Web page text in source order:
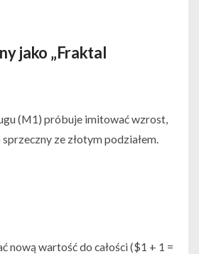
jako „Fraktal
(M1) próbuje imitować wzrost,
ze złotym podziałem.
nową wartość do całości ($1 + 1 =